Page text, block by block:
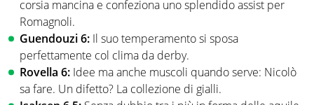
corsia mancina e confeziona uno splendido assist per
Romagnoli.
Guendouzi 6: Il suo temperamento si sposa
perfettamente col clima da derby.
Rovella 6: Idee ma anche muscoli quando serve: Nicolò
sa fare. Un difetto? La collezione di gialli.